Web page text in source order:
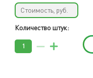
Количество штук: